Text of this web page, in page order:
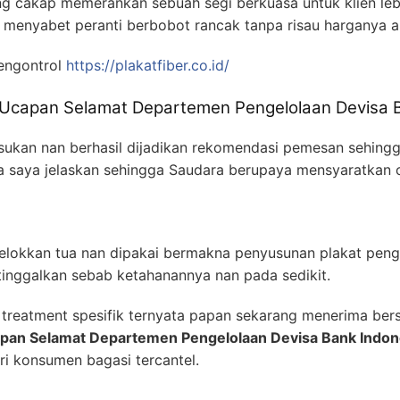
peranti berbobot rancak tanpa risau harganya
https://plakatfiber.co.id/
Selamat Departemen Pengelolaan Devisa
nan berhasil dijadikan rekomendasi pemesan
saya jelaskan sehingga Saudara berupaya
tua nan dipakai bermakna penyusunan plakat
sebab ketahanannya nan pada sedikit.
spesifik ternyata papan sekarang menerima
Selamat Departemen Pengelolaan Devisa Bank
konsumen bagasi tercantel.